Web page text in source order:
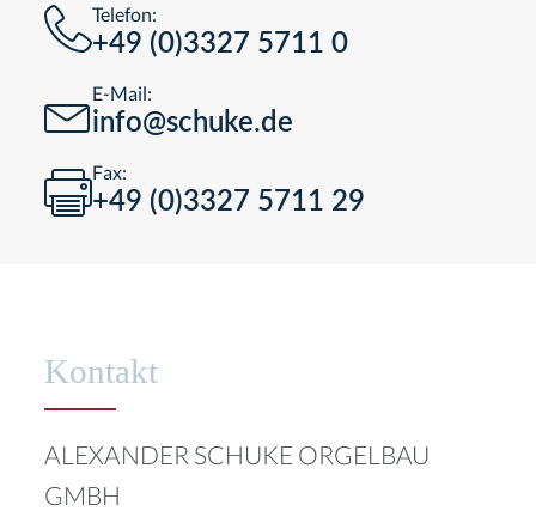
Telefon:
+49 (0)3327 5711 0
E-Mail:
info@schuke.de
Fax:
+49 (0)3327 5711 29
Kontakt
ALEXANDER SCHUKE ORGELBAU
GMBH